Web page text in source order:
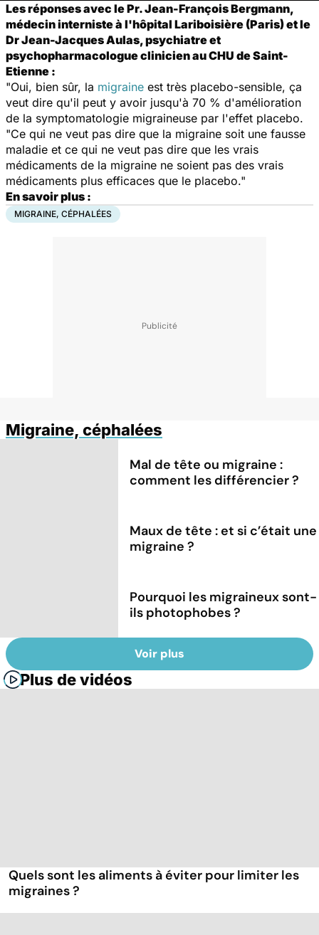
Les réponses avec le Pr. Jean-François Bergmann,
médecin interniste à l'hôpital Lariboisière (Paris) et le
Dr Jean-Jacques Aulas, psychiatre et
psychopharmacologue clinicien au CHU de Saint-
Etienne :
"Oui, bien sûr, la migraine est très placebo-sensible, ça
veut dire qu'il peut y avoir jusqu'à 70 % d'amélioration
de la symptomatologie migraineuse par l'effet placebo.
"Ce qui ne veut pas dire que la migraine soit une fausse
maladie et ce qui ne veut pas dire que les vrais
médicaments de la migraine ne soient pas des vrais
médicaments plus efficaces que le placebo."
En savoir plus :
MIGRAINE, CÉPHALÉES
Migraine, céphalées
Mal de tête ou migraine :
comment les différencier ?
Maux de tête : et si c’était une
migraine ?
Pourquoi les migraineux sont-
ils photophobes ?
Voir plus
Plus de vidéos
Quels sont les aliments à éviter pour limiter les
migraines ?